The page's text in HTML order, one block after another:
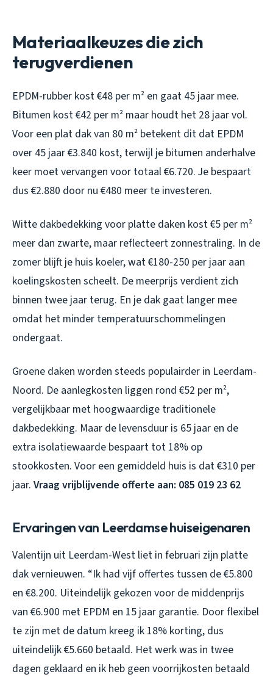
Materiaalkeuzes die zich
terugverdienen
EPDM-rubber kost €48 per m² en gaat 45 jaar mee.
Bitumen kost €42 per m² maar houdt het 28 jaar vol.
Voor een plat dak van 80 m² betekent dit dat EPDM
over 45 jaar €3.840 kost, terwijl je bitumen anderhalve
keer moet vervangen voor totaal €6.720. Je bespaart
dus €2.880 door nu €480 meer te investeren.
Witte dakbedekking voor platte daken kost €5 per m²
meer dan zwarte, maar reflecteert zonnestraling. In de
zomer blijft je huis koeler, wat €180-250 per jaar aan
koelingskosten scheelt. De meerprijs verdient zich
binnen twee jaar terug. En je dak gaat langer mee
omdat het minder temperatuurschommelingen
ondergaat.
Groene daken worden steeds populairder in Leerdam-
Noord. De aanlegkosten liggen rond €52 per m²,
vergelijkbaar met hoogwaardige traditionele
dakbedekking. Maar de levensduur is 65 jaar en de
extra isolatiewaarde bespaart tot 18% op
stookkosten. Voor een gemiddeld huis is dat €310 per
jaar. Vraag vrijblijvende offerte aan: 085 019 23 62
Ervaringen van Leerdamse huiseigenaren
Valentijn uit Leerdam-West liet in februari zijn platte
dak vernieuwen. “Ik had vijf offertes tussen de €5.800
en €8.200. Uiteindelijk gekozen voor de middenprijs
van €6.900 met EPDM en 15 jaar garantie. Door flexibel
te zijn met de datum kreeg ik 18% korting, dus
uiteindelijk €5.660 betaald. Het werk was in twee
dagen geklaard en ik heb geen voorrijkosten betaald